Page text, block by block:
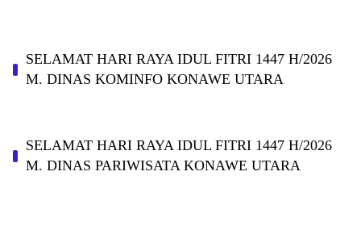
SELAMAT HARI RAYA IDUL FITRI 1447 H/2026
M. DINAS KOMINFO KONAWE UTARA
SELAMAT HARI RAYA IDUL FITRI 1447 H/2026
M. DINAS PARIWISATA KONAWE UTARA